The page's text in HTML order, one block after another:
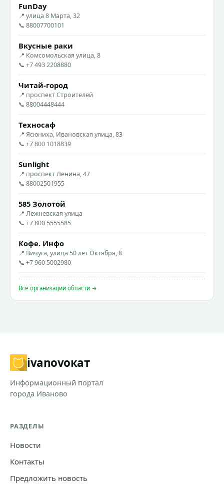
FunDay
📍 улица 8 Марта, 32
📞 88007700101
Вкусные раки
📍 Комсомольская улица, 8
📞 +7 493 2208880
Читай-город
📍 проспект Строителей
📞 88004448444
Техносаф
📍 Ясюниха, Ивановская улица, 83
📞 +7 800 1018839
Sunlight
📍 проспект Ленина, 47
📞 88002501955
585 Золотой
📍 Лежневская улица
📞 +7 800 5555585
Кофе. Инфо
📍 Вичуга, улица 50 лет Октября, 8
📞 +7 960 5002980
Все организации области →
ivanovoкат
Информационный портал
города Иваново
РАЗДЕЛЫ
Новости
Контакты
Предложить новость